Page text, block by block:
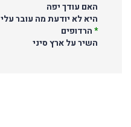
האם עודך יפה
היא לא יודעת מה עובר עלי
*הרדופים
השיר על ארץ סיני